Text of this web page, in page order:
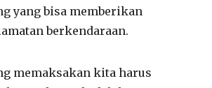
yang bisa memberikan
berkendaraan.
memaksakan kita harus